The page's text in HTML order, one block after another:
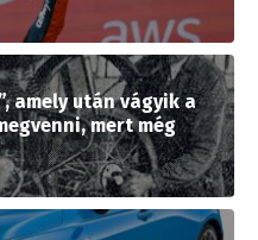
amely után vágyik a
mert még